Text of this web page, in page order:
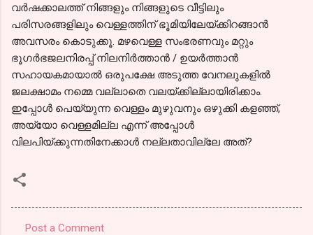
വർഷക്കാലത്ത് നിങ്ങളും നിങ്ങളുടെ വീട്ടിലും
പരിസരങ്ങളിലും വെള്ളത്തിന് ഭൂമിയിലേയ്ക്കിറങ്ങാൻ
അവസരം കൊടുക്കൂ. മഴവെള്ള സംഭരണവും മറ്റും
ഭൂഗർഭജലനിരപ്പ് നിലനിർത്താൻ / ഉയർത്താൻ
സഹായകമായാൽ ഒരുപക്ഷേ അടുത്ത വേനലുകളിൽ
ജലക്ഷാമം നമ്മെ വല്ലാതെ വലയ്ക്കില്ലായിരിക്കാം.
ഇപ്പോൾ പെയ്യുന്ന വെള്ളം മുഴുവനും ഒഴുക്കി കളഞ്ഞ്,
അയ്യോ വെള്ളമില്ല എന്ന് അപ്പോൾ
വിലപിയ്ക്കുന്നതിനേക്കാൾ നല്ലതാവില്ലേ അത്?
Post a Comment